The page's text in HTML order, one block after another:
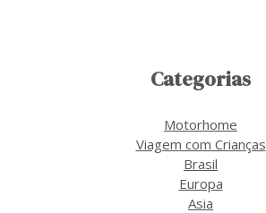
Categorias
Motorhome
Viagem com Crianças
Brasil
Europa
Asia